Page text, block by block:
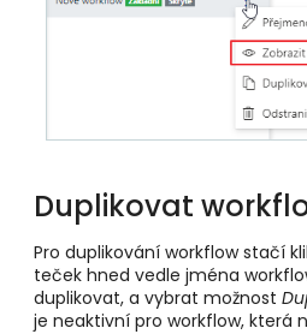
Duplikovat
Pro duplikování workflow stačí
teček hned vedle jména
duplikovat, a vybrat možnost
je neaktivní pro workflow, která